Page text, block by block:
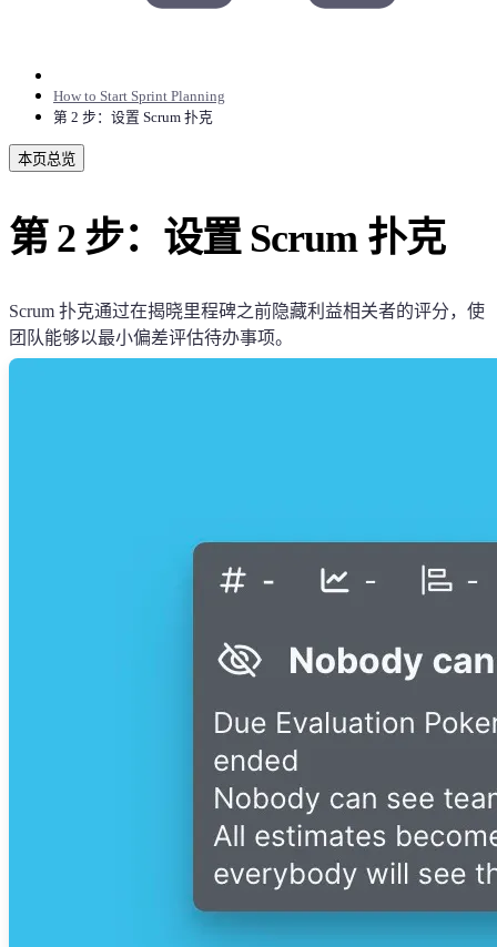
How to Start Sprint Planning
第 2 步：设置 Scrum 扑克
本页总览
第 2 步：设置 Scrum 扑克
Scrum 扑克通过在揭晓里程碑之前隐藏利益相关者的评分，使
团队能够以最小偏差评估待办事项。